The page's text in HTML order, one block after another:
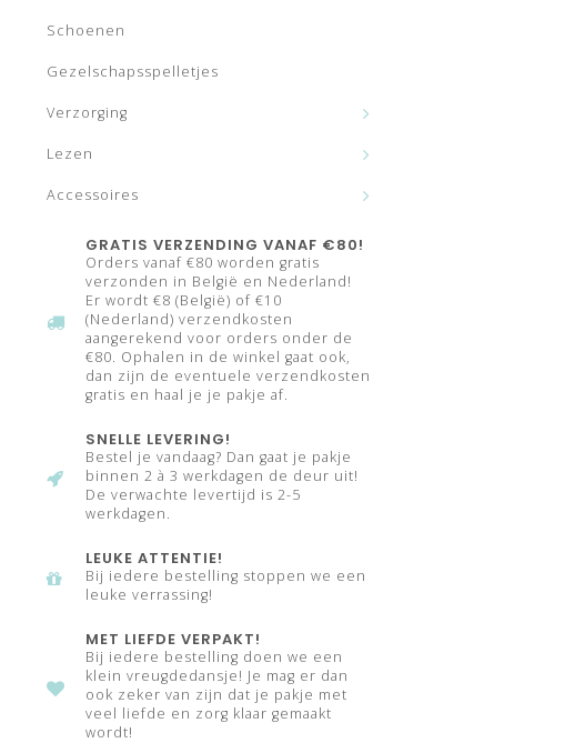
Schoenen
Gezelschapsspelletjes
Verzorging
Lezen
Accessoires
GRATIS VERZENDING VANAF €80!
Orders vanaf €80 worden gratis
verzonden in België en Nederland!
Er wordt €8 (België) of €10
(Nederland) verzendkosten
aangerekend voor orders onder de
€80. Ophalen in de winkel gaat ook,
dan zijn de eventuele verzendkosten
gratis en haal je je pakje af.
SNELLE LEVERING!
Bestel je vandaag? Dan gaat je pakje
binnen 2 à 3 werkdagen de deur uit!
De verwachte levertijd is 2-5
werkdagen.
LEUKE ATTENTIE!
Bij iedere bestelling stoppen we een
leuke verrassing!
MET LIEFDE VERPAKT!
Bij iedere bestelling doen we een
klein vreugdedansje! Je mag er dan
ook zeker van zijn dat je pakje met
veel liefde en zorg klaar gemaakt
wordt!